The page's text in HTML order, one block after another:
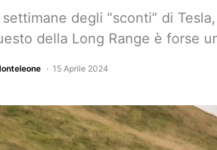
settimane degli “sconti” di
della Long Range è forse
15 Aprile 2024